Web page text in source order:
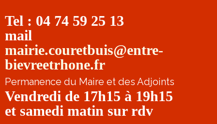
Tel : 04 74 59 25 13
mail
mairie.couretbuis@entre-
bievreetrhone.fr
Permanence du Maire et des Adjoints
Vendredi de 17h15 à 19h15
et samedi matin sur rdv